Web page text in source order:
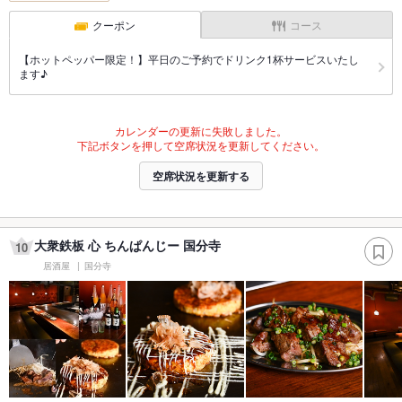
クーポン コース
【ホットペッパー限定！】平日のご予約でドリンク1杯サービスいたし
ます♪
カレンダーの更新に失敗しました。
下記ボタンを押して空席状況を更新してください。
空席状況を更新する
10 大衆鉄板 心 ちんぱんじー 国分寺
居酒屋 国分寺